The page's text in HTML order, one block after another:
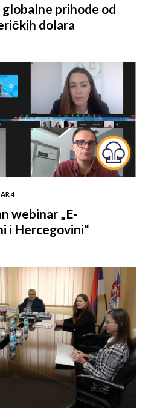
prihode od
dolara
4
webinar „E-
i Hercegovini“